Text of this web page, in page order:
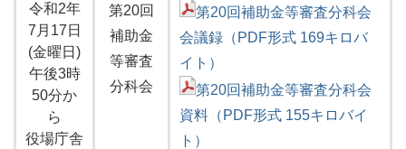
令和2年
7月17日
(金曜日)
午後3時
50分か
ら
役場庁舎
第20回
補助金
等審査
分科会
第20回補助金等審査分科会
会議録（PDF形式 169キロバ
イト）
第20回補助金等審査分科会
資料（PDF形式 155キロバイ
ト）